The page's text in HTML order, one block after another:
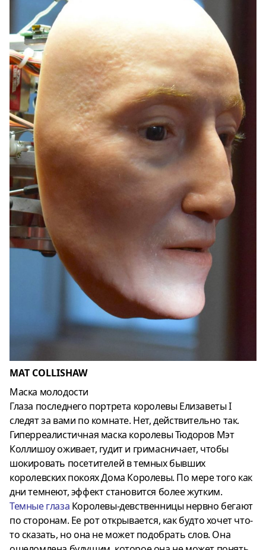
MAT COLLISHAW
Маска молодости
Глаза последнего портрета королевы Елизаветы I
следят за вами по комнате. Нет, действительно так.
Гиперреалистичная маска королевы Тюдоров Мэт
Коллишоу оживает, гудит и гримасничает, чтобы
шокировать посетителей в темных бывших
королевских покоях Дома Королевы. По мере того как
дни темнеют, эффект становится более жутким.
Темныеглаза Королевы-девственницы нервно бегают
по сторонам. Ее рот открывается, как будто хочет что-
то сказать, но она не может подобрать слов. Она